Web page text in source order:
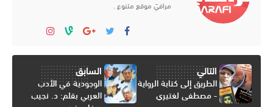
مرافيَ موقع متنوع .
التالي
الطريق إلى كتابة الرواية
- مصطفى لغتيري
السابق
الوجودية في الأدب
العربي بقلم: د. نجيب